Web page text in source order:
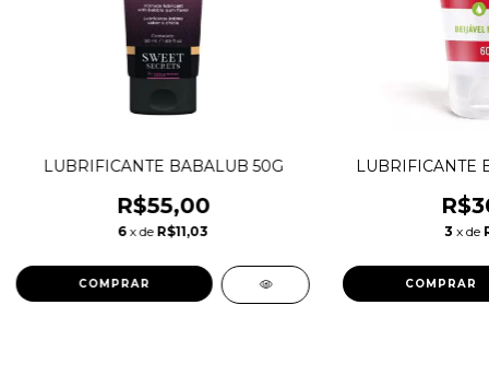
LUBRIFICANTE BABALUB 50G
R$55,00
6 x de R$11,03
LUBRIFICANTE
3 x de
COMPRAR